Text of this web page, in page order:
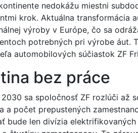
nedokážu miestni
krok. Aktuálna transformácia
výroby v Európe, čo sa
potrebných pri výrobe áut.
automobilových súčiastok ZF
bez práce
sa spoločnosť ZF rozlúči až
a počet prepustených
bude len divízia